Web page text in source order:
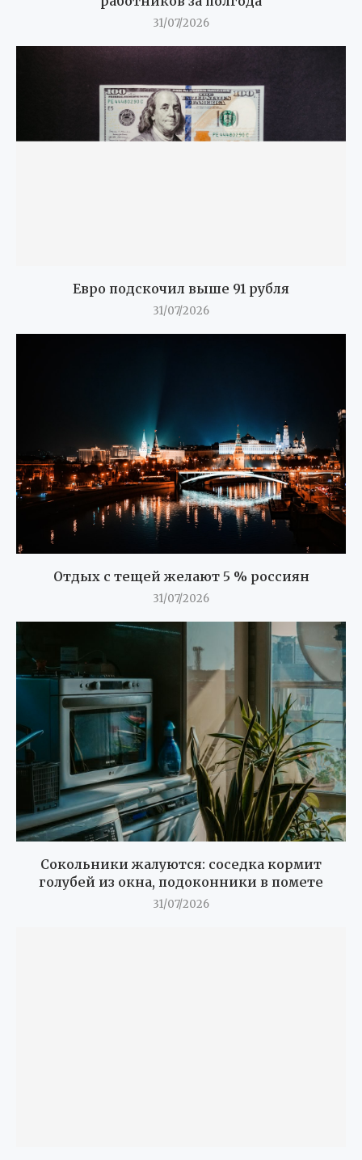
31/07/2026
Евро подскочил выше 91 рубля
31/07/2026
Отдых с тещей желают 5 % россиян
31/07/2026
Сокольники жалуются: соседка кормит
голубей из окна, подоконники в помете
31/07/2026